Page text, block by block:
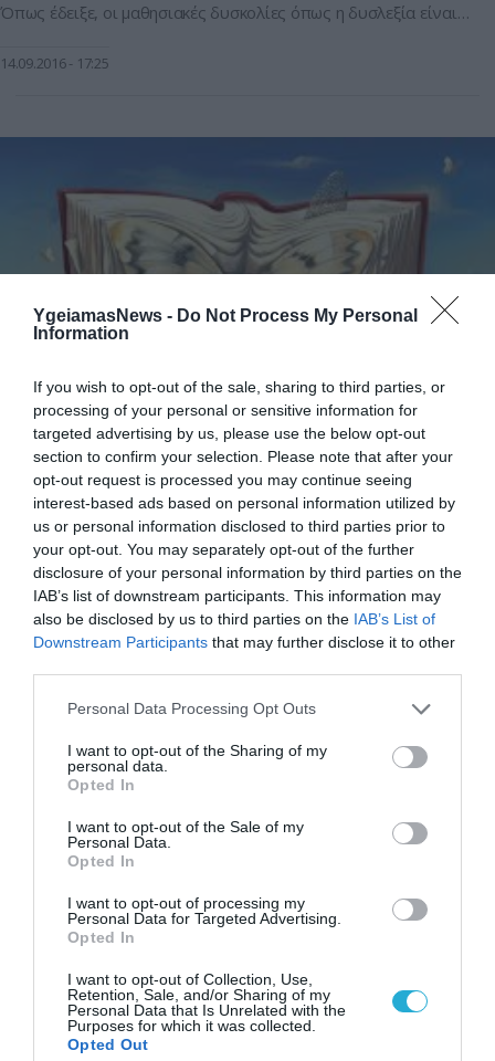
YgeiamasNews - Do Not Process My Personal
Information
If you wish to opt-out of the sale, sharing to third parties, or
processing of your personal or sensitive information for
targeted advertising by us, please use the below opt-out
section to confirm your selection. Please note that after your
opt-out request is processed you may continue seeing
interest-based ads based on personal information utilized by
us or personal information disclosed to third parties prior to
your opt-out. You may separately opt-out of the further
disclosure of your personal information by third parties on the
IAB’s list of downstream participants. This information may
also be disclosed by us to third parties on the IAB’s List of
Downstream Participants that may further disclose it to other
Please note that this website/app uses one or more Google
not limited to your visit or usage behaviour. You may click to
grant or deny consent to Google and its third-party tags to
use your data for below specified purposes in below Google
consent section.
Personal Data Processing Opt Outs
I want to opt-out of the Sharing of my
personal data.
Opted In
I want to opt-out of the Sale of my
Personal Data.
Opted In
I want to opt-out of processing my
Personal Data for Targeted Advertising.
Opted In
I want to opt-out of Collection, Use,
Retention, Sale, and/or Sharing of my
Personal Data that Is Unrelated with the
Purposes for which it was collected.
Opted Out
Όπως έδειξε, οι μαθησιακές δυσκολίες όπως η δυσλεξία είναι
Ιανουαρίου και Μαρτίου απ’ ό,τι σε εκείνα που
14.09.2016 17:25
ΥΓΕΙΑ
Τι προκαλεί την δυσλεξία;
Διεθνής επιστημονική έρευνα ανακάλυψε την αιτία πρόκλησης
της δυσλεξίας. Σύμφωνα με τους ερευνητές υπεύθυνα για το
σύνδρομο είναι τα προβλήματα επικοινωνίας μεταξύ
συγκεκριμένων περιοχών του εγκεφάλου. Για την ακρίβεια, η
δυσλεξία προκαλείται από τα προβλήματα επικοινωνίας
ανάμεσα στις ακουστικές και τις γλωσσικές περιοχές του
εγκεφάλου, που έχουν ως συνέπεια την ελαττωματική νευρική
«καλωδίωση», λένε οι […]
06.12.2013 15:02
10 ερωτήσεις για τη δυσλεξία
Δυσλεξία είναι η ειδική μαθησιακή δυσκολία που εντοπίζεται
στο γραπτό λόγο και αφορά ιδιαίτερα την ανάγνωση, τη
γραφή και την ορθογραφία. Προϋποθέτει ότι το παιδί έχει
φυσιολογική νοημοσύνη και έχει μπει σ΄ένα ολοκληρωμένο
πρόγραμμα εκπαίδευσης. Ως εκ τούτου, αποκλείονται τα
παιδιά που έχουν χαμηλή νοημοσύνη, απουσίες από το
06.09.2013 18:06